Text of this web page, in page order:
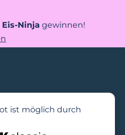
Eis-Ninja gewinnen!
ist möglich durch